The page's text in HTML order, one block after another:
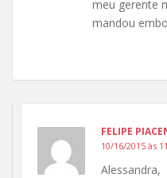
meu gerente
mandou
FELIPE
10/16/2015 às
Alessandra,